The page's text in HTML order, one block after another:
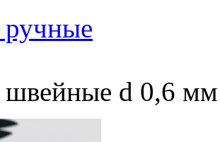
d 0,6